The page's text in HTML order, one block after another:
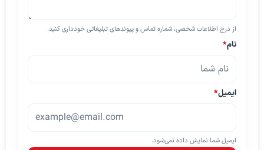
از درج اطلاعات شخصی، شماره تماس و پیوندهای تبلیغاتی خودداری کنید.
نام*
ایمیل*
ایمیل شما نمایش داده نمی‌شود.